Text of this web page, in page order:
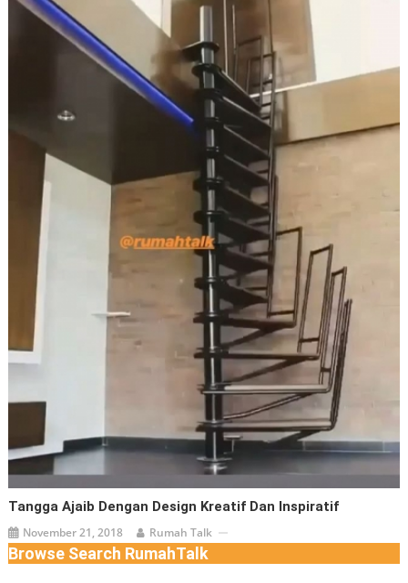
Tangga Ajaib Dengan Design Kreatif Dan Inspiratif
November 21, 2018 Rumah Talk
Browse Search RumahTalk